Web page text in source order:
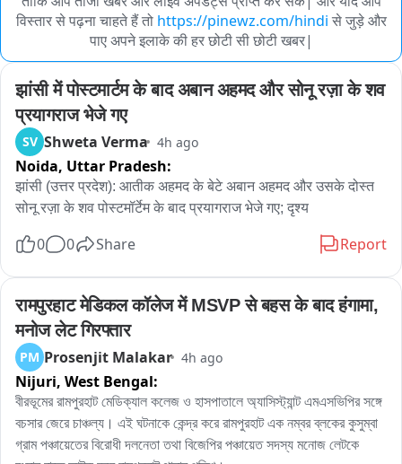
विस्तार से पढ़ना चाहते हैं तो https://pinewz.com/hindi से जुड़े और
पाए अपने इलाके की हर छोटी सी छोटी खबर|
झांसी में पोस्टमार्टम के बाद अबान अहमद और सोनू रज़ा के शव
प्रयागराज भेजे गए
SV Shweta Verma 4h ago
Noida, Uttar Pradesh:
झांसी (उत्तर प्रदेश): आतीक अहमद के बेटे अबान अहमद और उसके दोस्त
सोनू रज़ा के शव पोस्टमॉर्टेम के बाद प्रयागराज भेजे गए; दृश्य
0 0 Share Report
रामपुरहाट मेडिकल कॉलेज में MSVP से बहस के बाद हंगामा,
मनोज लेट गिरफ्तार
PM Prosenjit Malakar 4h ago
Nijuri, West Bengal:
বীরভূমের রামপুরহাট মেডিক্যাল কলেজ ও হাসপাতালে অ্যাসিস্ট্যান্ট এমএসভিপির সঙ্গে
বচসার জেরে চাঞ্চল্য। এই ঘটনাকে কেন্দ্র করে রামপুরহাট এক নম্বর ব্লকের কুসুম্বা
গ্রাম পঞ্চায়েতের বিরোধী দলনেতা তথা বিজেপির পঞ্চায়েত সদস্য মনোজ লেটকে